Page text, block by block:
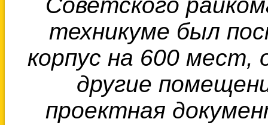
техникуме был
корпус на 600
другие
проектная